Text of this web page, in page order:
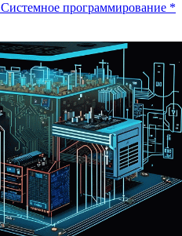
Системное программирование *